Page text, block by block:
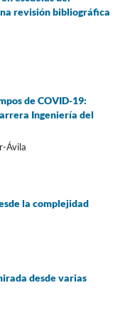
revisión bibliográfica
de COVID-19:
Ingeniería del
Ávila
la complejidad
desde varias